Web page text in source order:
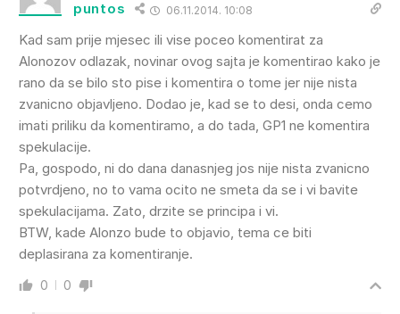
puntos 06.11.2014. 10:08
Kad sam prije mjesec ili vise poceo komentirat za
Alonozov odlazak, novinar ovog sajta je komentirao kako je
rano da se bilo sto pise i komentira o tome jer nije nista
zvanicno objavljeno. Dodao je, kad se to desi, onda cemo
imati priliku da komentiramo, a do tada, GP1 ne komentira
spekulacije.
Pa, gospodo, ni do dana danasnjeg jos nije nista zvanicno
potvrdjeno, no to vama ocito ne smeta da se i vi bavite
spekulacijama. Zato, drzite se principa i vi.
BTW, kade Alonzo bude to objavio, tema ce biti
deplasirana za komentiranje.
0 0